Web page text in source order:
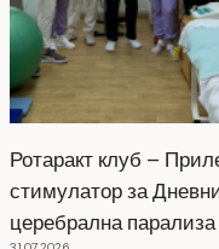
Ротаракт клуб –
стимулатор за
церебрална парализа